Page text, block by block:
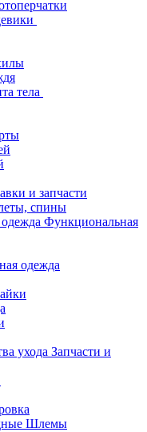
тела
и запчасти
спины
Функциональная
одежда
Запчасти и
Шлемы